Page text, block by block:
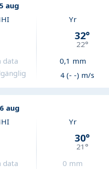
aug
data
Yr
32°
22°
0,1 mm
4 (- -) m/s
aug
data
Yr
30°
21°
0 mm